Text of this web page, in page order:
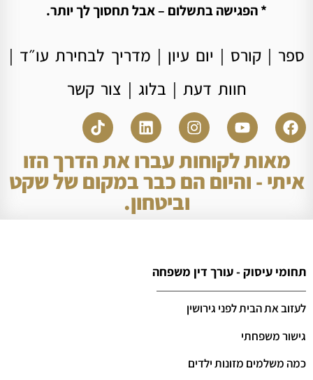
* הפגישה בתשלום – אבל תחסוך לך יותר.
ספר |קורס | יום עיון | מדריך לבחירת עו״ד |
חוות דעת | בלוג | צור קשר
מאות לקוחות עברו את הדרך הזו
איתי - והיום הם כבר במקום של שקט
וביטחון.
תחומי עיסוק - עורך דין משפחה
לעזוב את הבית לפני גירושין
גישור משפחתי
כמה משלמים מזונות ילדים